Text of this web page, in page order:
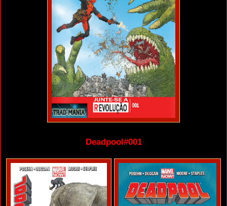
Deadpool#001